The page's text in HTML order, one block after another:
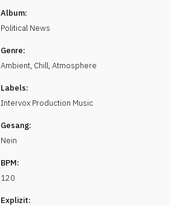
Album:
Political News
Genre:
Ambient, Chill, Atmosphere
Labels:
Intervox Production Music
Gesang:
Nein
BPM:
120
Explizit: